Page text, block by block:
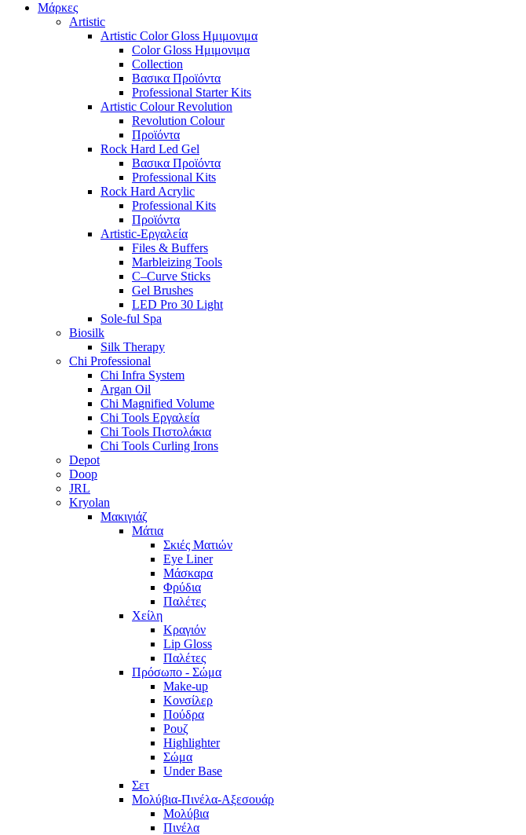
Μάρκες
Artistic
Artistic Color Gloss Ημιμονιμα
Color Gloss Ημιμονιμα
Collection
Βασικα Προϊόντα
Professional Starter Kits
Artistic Colour Revolution
Revolution Colour
Προϊόντα
Rock Hard Led Gel
Βασικα Προϊόντα
Professional Kits
Rock Hard Acrylic
Professional Kits
Προϊόντα
Artistic-Εργαλεία
Files & Buffers
Marbleizing Tools
C–Curve Sticks
Gel Brushes
LED Pro 30 Light
Sole-ful Spa
Biosilk
Silk Therapy
Chi Professional
Chi Infra System
Argan Oil
Chi Magnified Volume
Chi Tools Εργαλεία
Chi Tools Πιστολάκια
Chi Tools Curling Irons
Depot
Doop
JRL
Kryolan
Μακιγιάζ
Μάτια
Σκιές Ματιών
Eye Liner
Μάσκαρα
Φρύδια
Παλέτες
Χείλη
Κραγιόν
Lip Gloss
Παλέτες
Πρόσωπο - Σώμα
Make-up
Κονσίλερ
Πούδρα
Ρουζ
Highlighter
Σώμα
Under Base
Σετ
Μολύβια-Πινέλα-Αξεσουάρ
Μολύβια
Πινέλα